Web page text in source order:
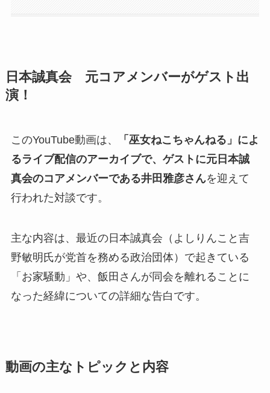
日本誠真会 元コアメンバーがゲスト出
演！
このYouTube動画は、
「巫女ねこちゃんねる」によ
るライブ配信のアーカイブで、ゲストに元日本誠
真会のコアメンバーである井田雅彦さんを迎えて
行われた対談です。
主な内容は、最近の日本誠真会（よしりんこと吉
野敏明氏が党首を務める政治団体）で起きている
「お家騒動」や、飯田さんが同会を離れることに
なった経緯についての詳細な告白です。
動画の主なトピックと内容